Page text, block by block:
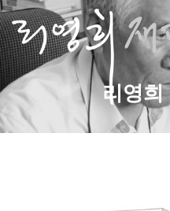
콘
텐
츠
로
바
로
가
기
리영희